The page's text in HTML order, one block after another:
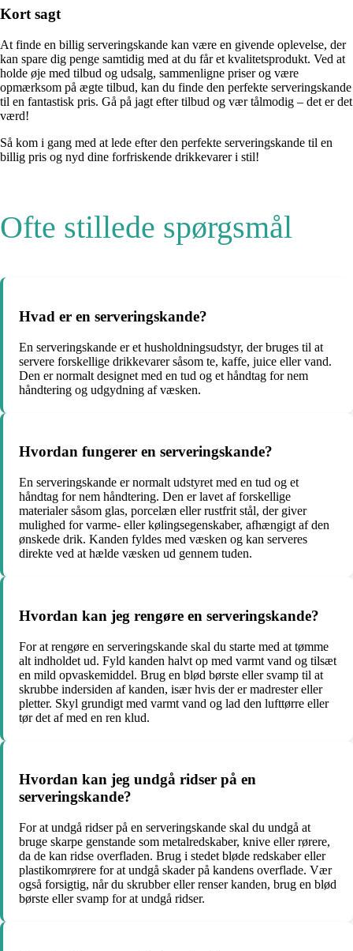
Kort sagt
At finde en billig serveringskande kan være en givende oplevelse, der
kan spare dig penge samtidig med at du får et kvalitetsprodukt. Ved at
holde øje med tilbud og udsalg, sammenligne priser og være
opmærksom på ægte tilbud, kan du finde den perfekte serveringskande
til en fantastisk pris. Gå på jagt efter tilbud og vær tålmodig – det er det
værd!
Så kom i gang med at lede efter den perfekte serveringskande til en
billig pris og nyd dine forfriskende drikkevarer i stil!
Ofte stillede spørgsmål
Hvad er en serveringskande?
En serveringskande er et husholdningsudstyr, der bruges til at
servere forskellige drikkevarer såsom te, kaffe, juice eller vand.
Den er normalt designet med en tud og et håndtag for nem
håndtering og udgydning af væsken.
Hvordan fungerer en serveringskande?
En serveringskande er normalt udstyret med en tud og et
håndtag for nem håndtering. Den er lavet af forskellige
materialer såsom glas, porcelæn eller rustfrit stål, der giver
mulighed for varme- eller kølingsegenskaber, afhængigt af den
ønskede drik. Kanden fyldes med væsken og kan serveres
direkte ved at hælde væsken ud gennem tuden.
Hvordan kan jeg rengøre en serveringskande?
For at rengøre en serveringskande skal du starte med at tømme
alt indholdet ud. Fyld kanden halvt op med varmt vand og tilsæt
en mild opvaskemiddel. Brug en blød børste eller svamp til at
skrubbe indersiden af kanden, især hvis der er madrester eller
pletter. Skyl grundigt med varmt vand og lad den lufttørre eller
tør det af med en ren klud.
Hvordan kan jeg undgå ridser på en
serveringskande?
For at undgå ridser på en serveringskande skal du undgå at
bruge skarpe genstande som metalredskaber, knive eller rørere,
da de kan ridse overfladen. Brug i stedet bløde redskaber eller
plastikomrørere for at undgå skader på kandens overflade. Vær
også forsigtig, når du skrubber eller renser kanden, brug en blød
børste eller svamp for at undgå ridser.